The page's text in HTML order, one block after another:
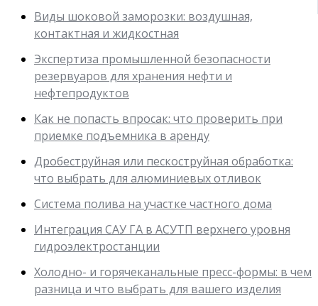
Виды шоковой заморозки: воздушная,
контактная и жидкостная
Экспертиза промышленной безопасности
резервуаров для хранения нефти и
нефтепродуктов
Как не попасть впросак: что проверить при
приемке подъемника в аренду
Дробеструйная или пескоструйная обработка:
что выбрать для алюминиевых отливок
Система полива на участке частного дома
Интеграция САУ ГА в АСУТП верхнего уровня
гидроэлектростанции
Холодно- и горячеканальные пресс-формы: в чем
разница и что выбрать для вашего изделия